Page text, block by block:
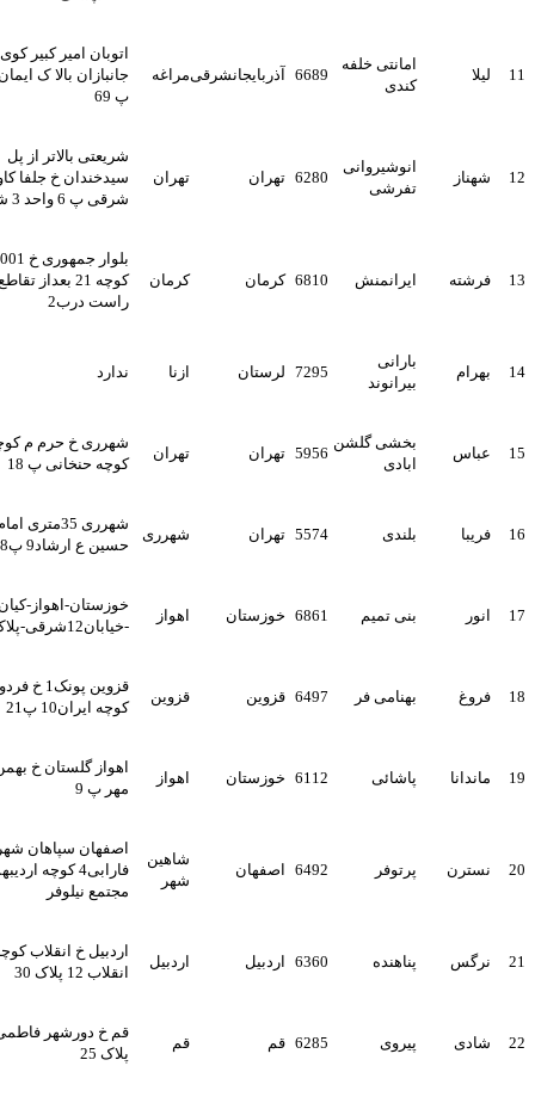
امانتی خلفه
6689 آذربایجانشرقیمراغه
اتوبان امیر کبیر کوی
جانبازان بالا ک ایمان ک 3
انوشیروانی
تفرشی
6280 تهران
شریعتی بالاتر از پل
سیدخندان خ جلفا کاویان
شرقی پ 6 واحد 3 شمالی
ایرانمنش 6810 کرمان
بلوار جمهوری خ 1001 شب
کوچه 21 بعداز تقاطع سمت
راست درب2
بیرانوند
لرستان ندارد
بخشی گلشن
ابادی
5956 تهران
شهرری خ حرم م کوچک
کوچه حنخانی پ 18
بلندی تهران
شهرری 35متری امام
حسین ع ارشاد9 پ38
بنی تمیم 6861 خوزستان اهواز
خوزستان-اهواز-کیان آباد
-خیابان12شرقی-پلاک17
بهنامی فر 6497 قزوین
قزوین پونک1 خ فردوس
کوچه ایران10 پ21
پاشائی 6112 خوزستان اهواز
اهواز گلستان خ بهمن نبش
مهر پ 9
پرتوفر اصفهان
اصفهان سپاهان شهر خ
فارابی4 کوچه اردیبهشت
مجتمع نیلوفر
پناهنده 6360 اردبیل
اردبیل خ انقلاب کوچه
انقلاب 12 پلاک 30
پیروی قم
قم خ دورشهر فاطمی 13
پلاک 25